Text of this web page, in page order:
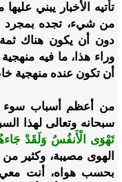
تأتيه الأخبار يبني
من شيء، تجده بمجرد
دون أن يكون هناك
وراء هذا، ما فيه
أن تكون عنده منهجية
من أعظم أسباب سوء
سبحانه وتعالى لهذا
تَهْوَى الْأَنفُسُ وَلَقَدْ
الهوى مصيبة، وكثير
بحسب هواه، أنت معي